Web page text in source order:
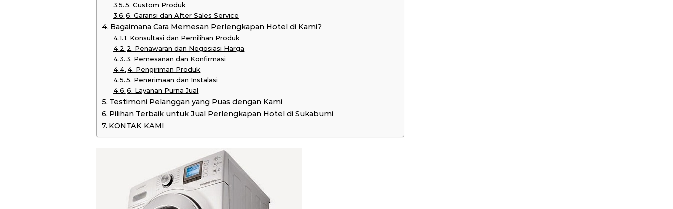
5. Custom Produk
6. Garansi dan After Sales Service
Bagaimana Cara Memesan Perlengkapan Hotel di Kami?
1. Konsultasi dan Pemilihan Produk
2. Penawaran dan Negosiasi Harga
3. Pemesanan dan Konfirmasi
4. Pengiriman Produk
5. Penerimaan dan Instalasi
6. Layanan Purna Jual
Testimoni Pelanggan yang Puas dengan Kami
Pilihan Terbaik untuk Jual Perlengkapan Hotel di Sukabumi
KONTAK KAMI